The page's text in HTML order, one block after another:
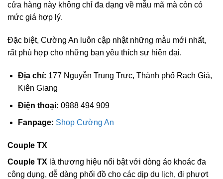
cửa hàng này không chỉ đa dạng về mẫu mã mà còn có
mức giá hợp lý.
Đặc biệt, Cường An luôn cập nhật những mẫu mới nhất,
rất phù hợp cho những bạn yêu thích sự hiện đại.
Địa chỉ: 177 Nguyễn Trung Trực, Thành phố Rạch Giá,
Kiên Giang
Điện thoại: 0988 494 909
Fanpage: Shop Cường An
Couple TX
Couple TX là thương hiệu nổi bật với dòng áo khoác đa
công dụng, dễ dàng phối đồ cho các dịp du lịch, đi phượt